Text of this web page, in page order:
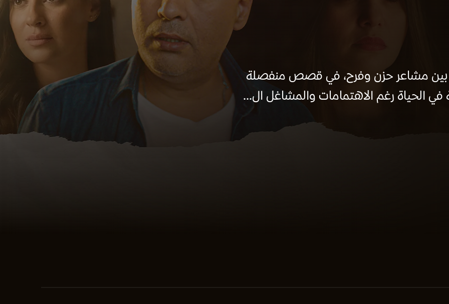
بين مشاعر حزن وفرح، في قصص منفصلة
الحياة رغم الاهتمامات والمشاغل ال...